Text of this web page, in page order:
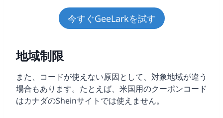
今すぐGeeLarkを試す
地域制限
また、コードが使えない原因として、対象地域が違う
場合もあります。たとえば、米国用のクーポンコード
はカナダのSheinサイトでは使えません。